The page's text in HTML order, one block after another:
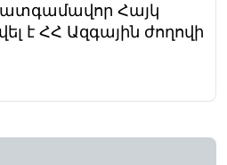
Հայկ
է ՀՀ Ազգային ժողովի